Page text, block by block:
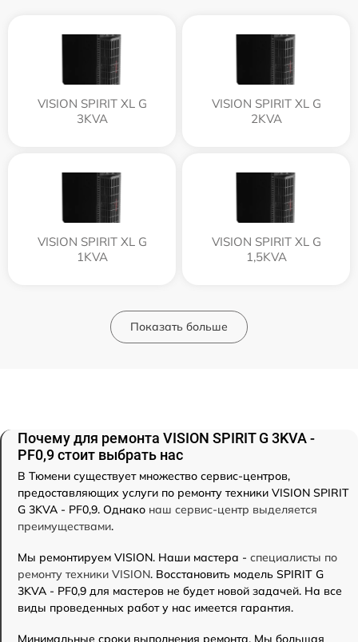
VISION SPIRIT XL G
3KVA
VISION SPIRIT XL G
2KVA
VISION SPIRIT XL G
1KVA
VISION SPIRIT XL G
1,5KVA
Показать больше
Почему для ремонта VISION SPIRIT G 3KVA -
PF0,9 стоит выбрать нас
В Тюмени существует множество сервис-центров,
предоставляющих услуги по ремонту техники VISION SPIRIT
G 3KVA - PF0,9. Однако наш сервис-центр выделяется
преимуществами.
Мы ремонтируем VISION. Наши мастера - специалисты по
ремонту техники VISION. Восстановить модель SPIRIT G
3KVA - PF0,9 для мастеров не будет новой задачей. На все
виды проведенных работ у нас имеется гарантия.
Минимальные сроки выполнения ремонта. Мы большая